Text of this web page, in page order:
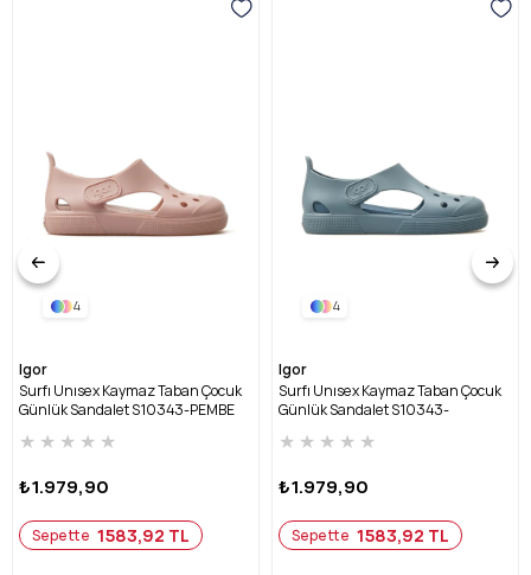
4
Igor
Surfı Unısex Kaymaz Taban Çocuk
Günlük Sandalet S10343-PEMBE
★ ★ ★ ★ ★
₺1.979,90
Sepette 1583,92 TL
4
Igor
Surfı Unısex Kaymaz Taban Çocuk
Günlük Sandalet S10343-
★ ★ ★ ★ ★
₺1.979,90
Sepette 1583,92 TL